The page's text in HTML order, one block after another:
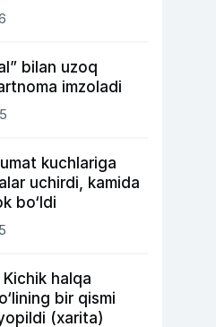
ochiqlandi
bilan uzoq
imzoladi
kuchlariga
uchirdi, kamida
bo‘ldi
halqa
bir qismi
(xarita)